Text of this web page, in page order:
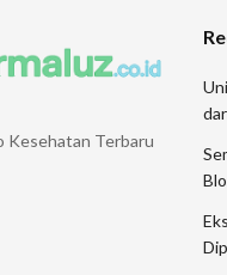
Kesehatan Terbaru